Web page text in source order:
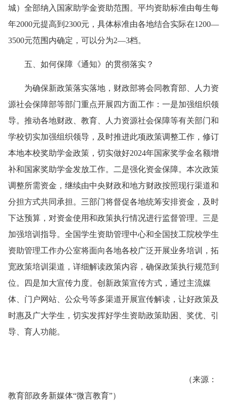
城）全部纳入国家助学金资助范围。平均资助标准由每生每
年2000元提高到2300元，具体标准由各地结合实际在1200—
3500元范围内确定，可以分为2—3档。
五、如何保障《通知》的贯彻落实？
为确保新政策落实落地，财政部将会同教育部、人力资
源社会保障部等部门重点开展四方面工作：一是加强组织领
导。推动各地财政、教育、人力资源社会保障等有关部门和
学校切实加强组织领导，及时推进此项政策调整工作，修订
本地本校奖助学金政策，切实做好2024年国家奖学金名额增
补和国家奖助学金发放工作。二是强化资金保障。本次政策
调整所需资金，继续由中央财政和地方财政按照现行渠道和
分担方式共同承担。三部门将督促各地统筹安排资金，及时
下达预算，对资金使用和政策执行情况进行监督管理。三是
加强培训指导。全国学生资助管理中心和全国技工院校学生
资助管理工作办公室将面向各地各校广泛开展业务培训，拓
宽政策培训渠道，详细解读政策内容，确保政策执行规范到
位。四是加大宣传力度。创新政策宣传方式，通过主流媒
体、门户网站、公众号等多渠道开展宣传解读，让好政策及
时惠及广大学生，切实发挥好学生资助政策助困、奖优、引
导、育人功能。
（来源：
教育部政务新媒体“微言教育”）